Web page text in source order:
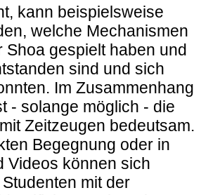
kann beispielsweise
welche Mechanismen
Shoa gespielt haben und
sind und sich
Im Zusammenhang
- solange möglich - die
Zeitzeugen bedeutsam.
Begegnung oder in
Videos können sich
mit der